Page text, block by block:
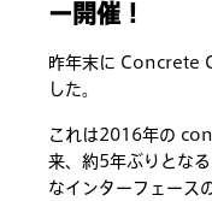
ー開催！
昨年末に Concrete
した。
これは2016年の
来、約5年ぶりとな
なインターフェース